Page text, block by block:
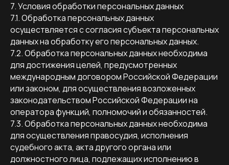
7. Условия обработки персональных данных
7.1. Обработка персональных данных
осуществляется с согласия субъекта персональных
данных на обработку его персональных данных.
7.2. Обработка персональных данных необходима
для достижения целей, предусмотренных
международным договором Российской Федерации
или законом, для осуществления возложенных
законодательством Российской Федерации на
оператора функций, полномочий и обязанностей.
7.3. Обработка персональных данных необходима
для осуществления правосудия, исполнения
судебного акта, акта другого органа или
должностного лица, подлежащих исполнению в